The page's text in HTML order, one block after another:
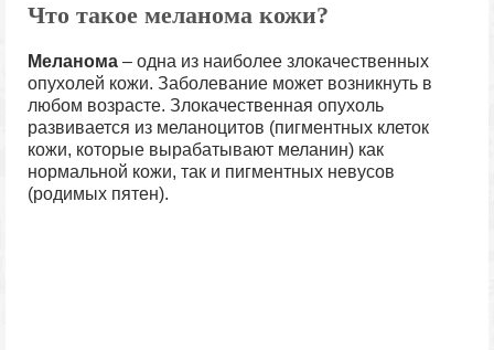
Что такое меланома кожи?
Меланома – одна из наиболее злокачественных
опухолей кожи. Заболевание может возникнуть в
любом возрасте. Злокачественная опухоль
развивается из меланоцитов (пигментных клеток
кожи, которые вырабатывают меланин) как
нормальной кожи, так и пигментных невусов
(родимых пятен).